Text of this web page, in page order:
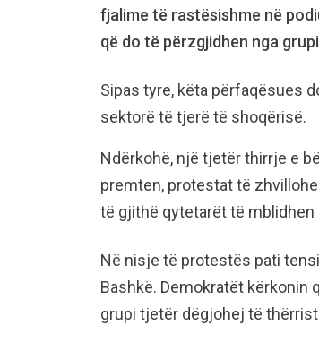
fjalime të rastësishme në
që do të përzgjidhen nga
Sipas tyre, këta përfaqësues
sektorë të tjerë të shoqërisë.
Ndërkohë, një tjetër thirrje e
premten, protestat të
të gjithë qytetarët të mblidhen
Në nisje të protestës pati
Bashkë. Demokratët kërkonin
grupi tjetër dëgjohej të